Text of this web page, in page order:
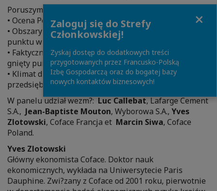
Poruszymy m.in. następuj?ce zagadnienia:
• Ocena Polski na tle innych krajów Europy Środkowej
• Obszary atrakcyjne dla polskich przedsiębiorstw z
punktu widzenia inwestycji i eksportu
• Faktyczny stan gospodarek dzisiaj. Czy został już osi?
gnięty punkt kulminacyjny kryzysu?
• Klimat dla biznesu w Polsce i w Europie w ocenie
przedsiębiorców
W panelu udział wezm?: Luc Callebat, Lafarge Cement
S.A., Jean-Baptiste Mouton, Wyborowa S.A., Yves
Zlotowski, Coface Francja et Marcin Siwa, Coface
Poland.
Yves Zlotowski
Główny ekonomista Coface. Doktor nauk
ekonomicznych, wykłada na Uniwersytecie Paris
Dauphine. Zwi?zany z Coface od 2001 roku, pierwotnie
Zaloguj się do Strefy
Członkowskiej!
Zyskaj dostęp do dodatkowych treści
przygotowanych przez Francusko-Polską
Izbę Gospodarczą oraz do bogatej bazy
nowych kontaktów biznesowych!